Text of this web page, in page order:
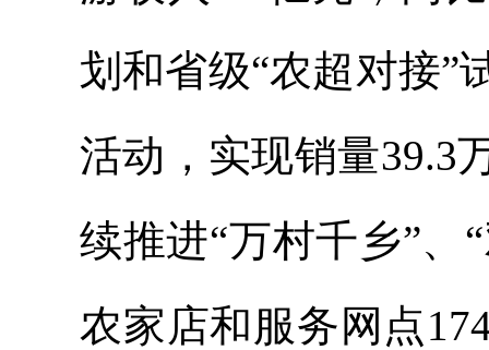
划和省级“农超对接”
活动，实现销量39.3
续推进“万村千乡”、
农家店和服务网点